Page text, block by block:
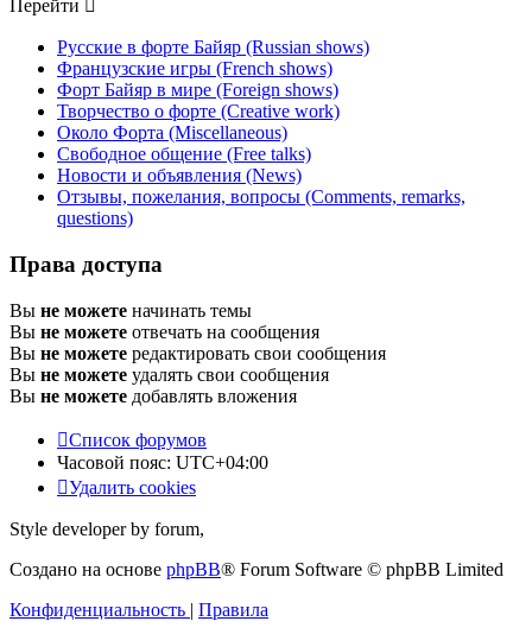
Перейти
Русские в форте Байяр (Russian shows)
Французские игры (French shows)
Форт Байяр в мире (Foreign shows)
Творчество о форте (Creative work)
Около Форта (Miscellaneous)
Свободное общение (Free talks)
Новости и объявления (News)
Отзывы, пожелания, вопросы (Comments, remarks,
questions)
Права доступа
Вы не можете начинать темы
Вы не можете отвечать на сообщения
Вы не можете редактировать свои сообщения
Вы не можете удалять свои сообщения
Вы не можете добавлять вложения
Список форумов
Часовой пояс: UTC+04:00
Удалить cookies
Style developer by forum,
Создано на основе phpBB® Forum Software © phpBB Limited
Конфиденциальность | Правила